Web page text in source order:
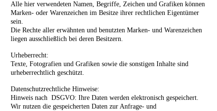
Alle hier verwendeten Namen, Begriffe, Zeichen und Grafiken können
Marken- oder Warenzeichen im Besitze ihrer rechtlichen Eigentümer
sein.
Die Rechte aller erwähnten und benutzten Marken- und Warenzeichen
liegen ausschließlich bei deren Besitzern.
Urheberrecht:
Texte, Fotografien und Grafiken sowie die sonstigen Inhalte sind
urheberrechtlich geschützt.
Datenschutzrechtliche Hinweise:
Hinweis nach DSGVO: Ihre Daten werden elektronisch gespeichert.
Wir nutzen die gespeicherten Daten zur Anfrage- und